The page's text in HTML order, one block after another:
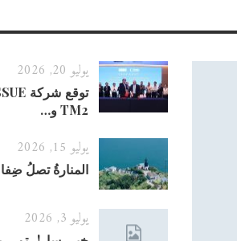
يوليو 20, 2026
TM2 و…
يوليو 15, 2026
المنارةُ تصلُ
يوليو 3, 2026